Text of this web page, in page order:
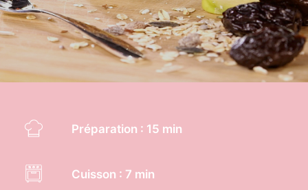
Préparation : 15 min
Cuisson : 7 min